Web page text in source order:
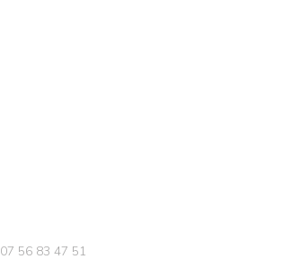
07 56 83 47 51